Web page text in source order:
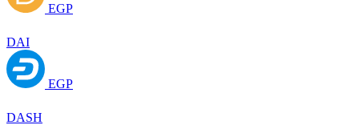
EGP
DAI
EGP
DASH